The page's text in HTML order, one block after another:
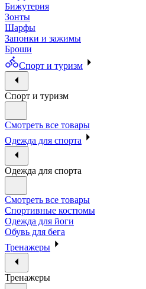
Бижутерия
Зонты
Шарфы
Запонки и зажимы
Броши
Спорт и туризм
Спорт и туризм
Смотреть все товары
Одежда для спорта
Одежда для спорта
Смотреть все товары
Спортивные костюмы
Одежда для йоги
Обувь для бега
Тренажеры
Тренажеры